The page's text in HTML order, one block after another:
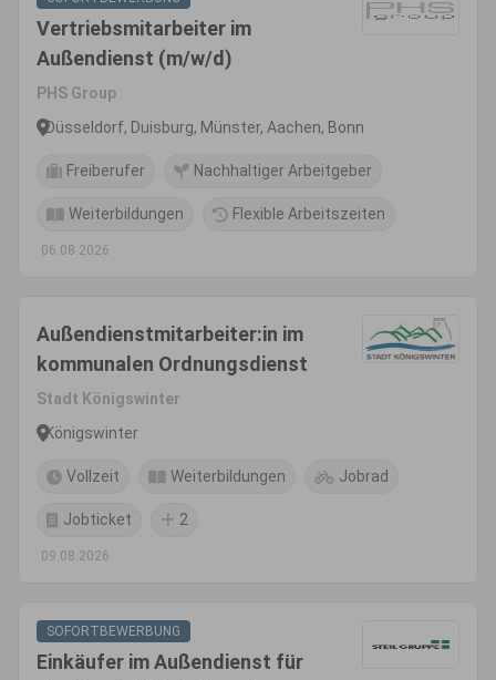
Vertriebsmitarbeiter im
Außendienst (m/w/d)
PHS Group
Düsseldorf, Duisburg, Münster, Aachen, Bonn
Freiberufer Nachhaltiger Arbeitgeber
Weiterbildungen Flexible Arbeitszeiten
06.08.2026
Außendienstmitarbeiter:in im
kommunalen Ordnungsdienst
Stadt Königswinter
Königswinter
Vollzeit Weiterbildungen Jobrad
Jobticket 2
09.08.2026
SOFORTBEWERBUNG
Einkäufer im Außendienst für